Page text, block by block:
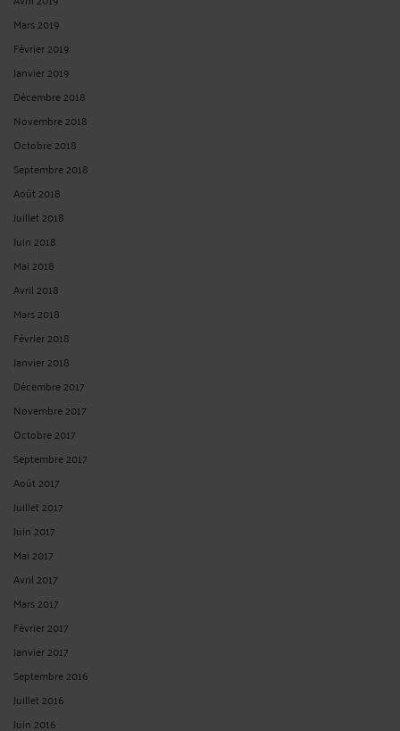
Mars 2019
Février 2019
Janvier 2019
Décembre 2018
Novembre 2018
Octobre 2018
Septembre 2018
Août 2018
Juillet 2018
Juin 2018
Mai 2018
Avril 2018
Mars 2018
Février 2018
Janvier 2018
Décembre 2017
Novembre 2017
Octobre 2017
Septembre 2017
Août 2017
Juillet 2017
Juin 2017
Mai 2017
Avril 2017
Mars 2017
Février 2017
Janvier 2017
Septembre 2016
Juillet 2016
Juin 2016